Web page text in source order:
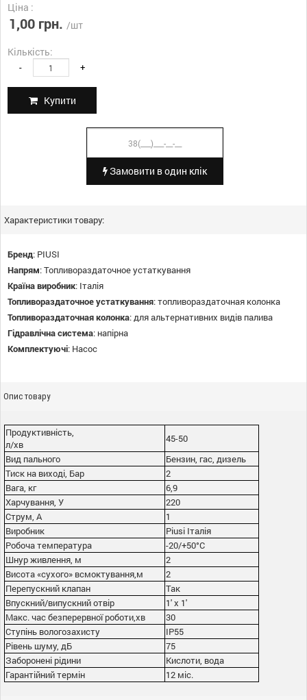
Ціна :
1,00 грн. /шт
Кількість:
- +
Купити
Замовити в один клік
Характеристики товару:
Бренд: PIUSI
Напрям:Топливораздаточное устаткування
Країна виробник: Італія
Топливораздаточное устаткування:топливораздаточная колонка
Топливораздаточная колонка:для альтернативних видів палива
Гідравлічна система: напірна
Комплектуючі: Насос
Опис товару
Продуктивність,
л/хв
45-50
Вид пального
Бензин, гас, дизель
Тиск на виході, Бар
2
Вага, кг
6,9
Харчування, У
220
Струм, А
1
Виробник
Piusi Італія
Робоча температура
-20/+50°С
Шнур живлення, м
2
Висота «сухого» всмоктування,м
2
Перепускний клапан
Так
Впускний/випускний отвір
1' x 1'
Макс. час безперервної роботи,хв
30
Ступінь вологозахисту
IP55
Рівень шуму, дБ
75
Заборонені рідини
Кислоти, вода
Гарантійний термін
12 міс.